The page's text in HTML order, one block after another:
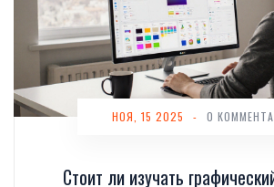
Стоит ли изучать
НОЯ, 15 2025 - 0